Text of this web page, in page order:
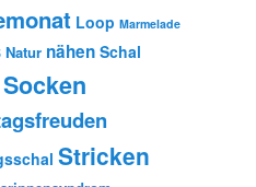
Loop Marmelade
Natur nähen Schal
Socken
Stricken